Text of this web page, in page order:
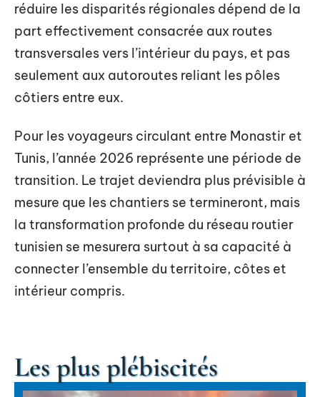
réduire les disparités régionales dépend de la
part effectivement consacrée aux routes
transversales vers l’intérieur du pays, et pas
seulement aux autoroutes reliant les pôles
côtiers entre eux.
Pour les voyageurs circulant entre Monastir et
Tunis, l’année 2026 représente une période de
transition. Le trajet deviendra plus prévisible à
mesure que les chantiers se termineront, mais
la transformation profonde du réseau routier
tunisien se mesurera surtout à sa capacité à
connecter l’ensemble du territoire, côtes et
intérieur compris.
Les plus plébiscités